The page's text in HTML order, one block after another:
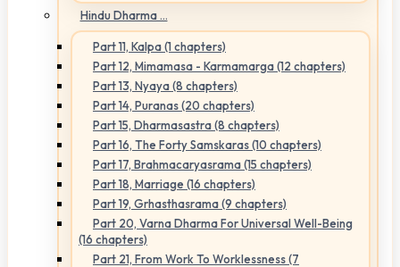
Hindu Dharma ...
Part 11, Kalpa (1 chapters)
Part 12, Mimamasa - Karmamarga (12 chapters)
Part 13, Nyaya (8 chapters)
Part 14, Puranas (20 chapters)
Part 15, Dharmasastra (8 chapters)
Part 16, The Forty Samskaras (10 chapters)
Part 17, Brahmacaryasrama (15 chapters)
Part 18, Marriage (16 chapters)
Part 19, Grhasthasrama (9 chapters)
Part 20, Varna Dharma For Universal Well-Being
(16 chapters)
Part 21, From Work To Worklessness (7